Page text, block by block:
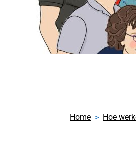
Home Hoe